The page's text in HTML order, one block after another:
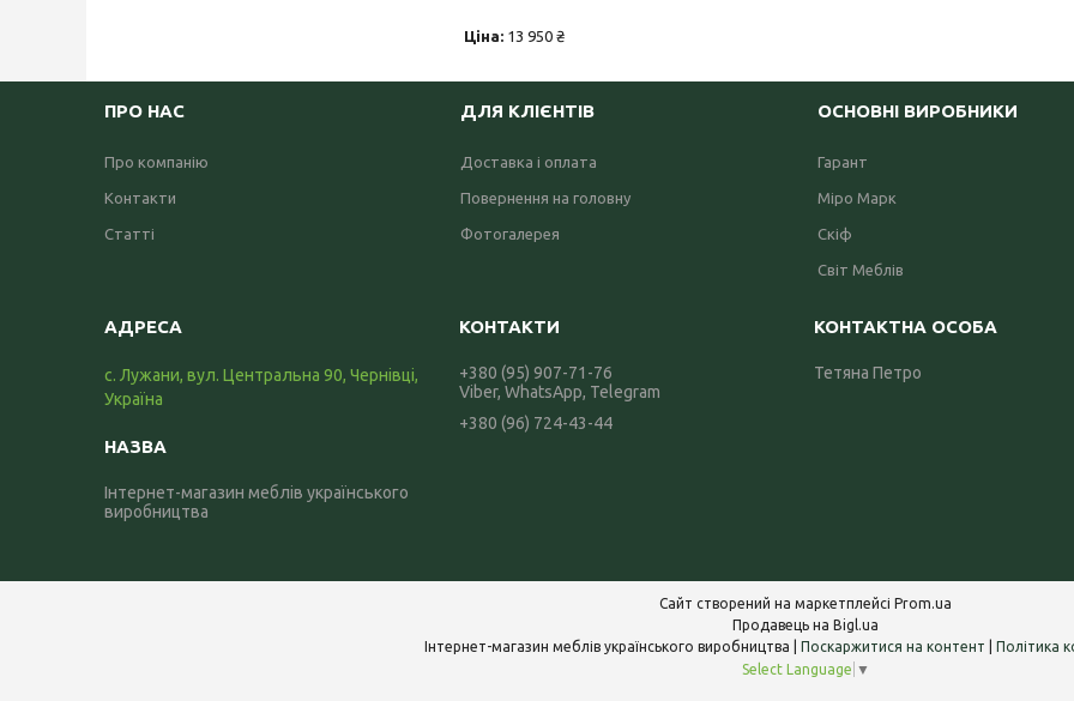
Ціна: 13 950 ₴
ПРО НАС
Про компанію
Контакти
Статті
ДЛЯ КЛІЄНТІВ
Доставка і оплата
Повернення на головну
Фотогалерея
ОСНОВНІ ВИРОБНИКИ
Гарант
Міро Марк
Скіф
Світ Меблів
с. Лужани, вул. Центральна 90, Чернівці,
Україна
Інтернет-магазин меблів українського
виробництва
+380 (95) 907-71-76
Viber, WhatsApp, Telegram
+380 (96) 724-43-44
Тетяна Петро
Сайт створений на маркетплейсі Prom.ua
Продавець на Bigl.ua
Поскаржитися на контент
Політика
Select Language ▼